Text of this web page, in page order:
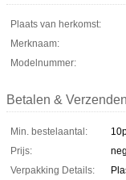
Plaats van herkomst:
Merknaam:
Modelnummer:
Betalen &
Min. bestelaantal:
Prijs:
Verpakking Details: